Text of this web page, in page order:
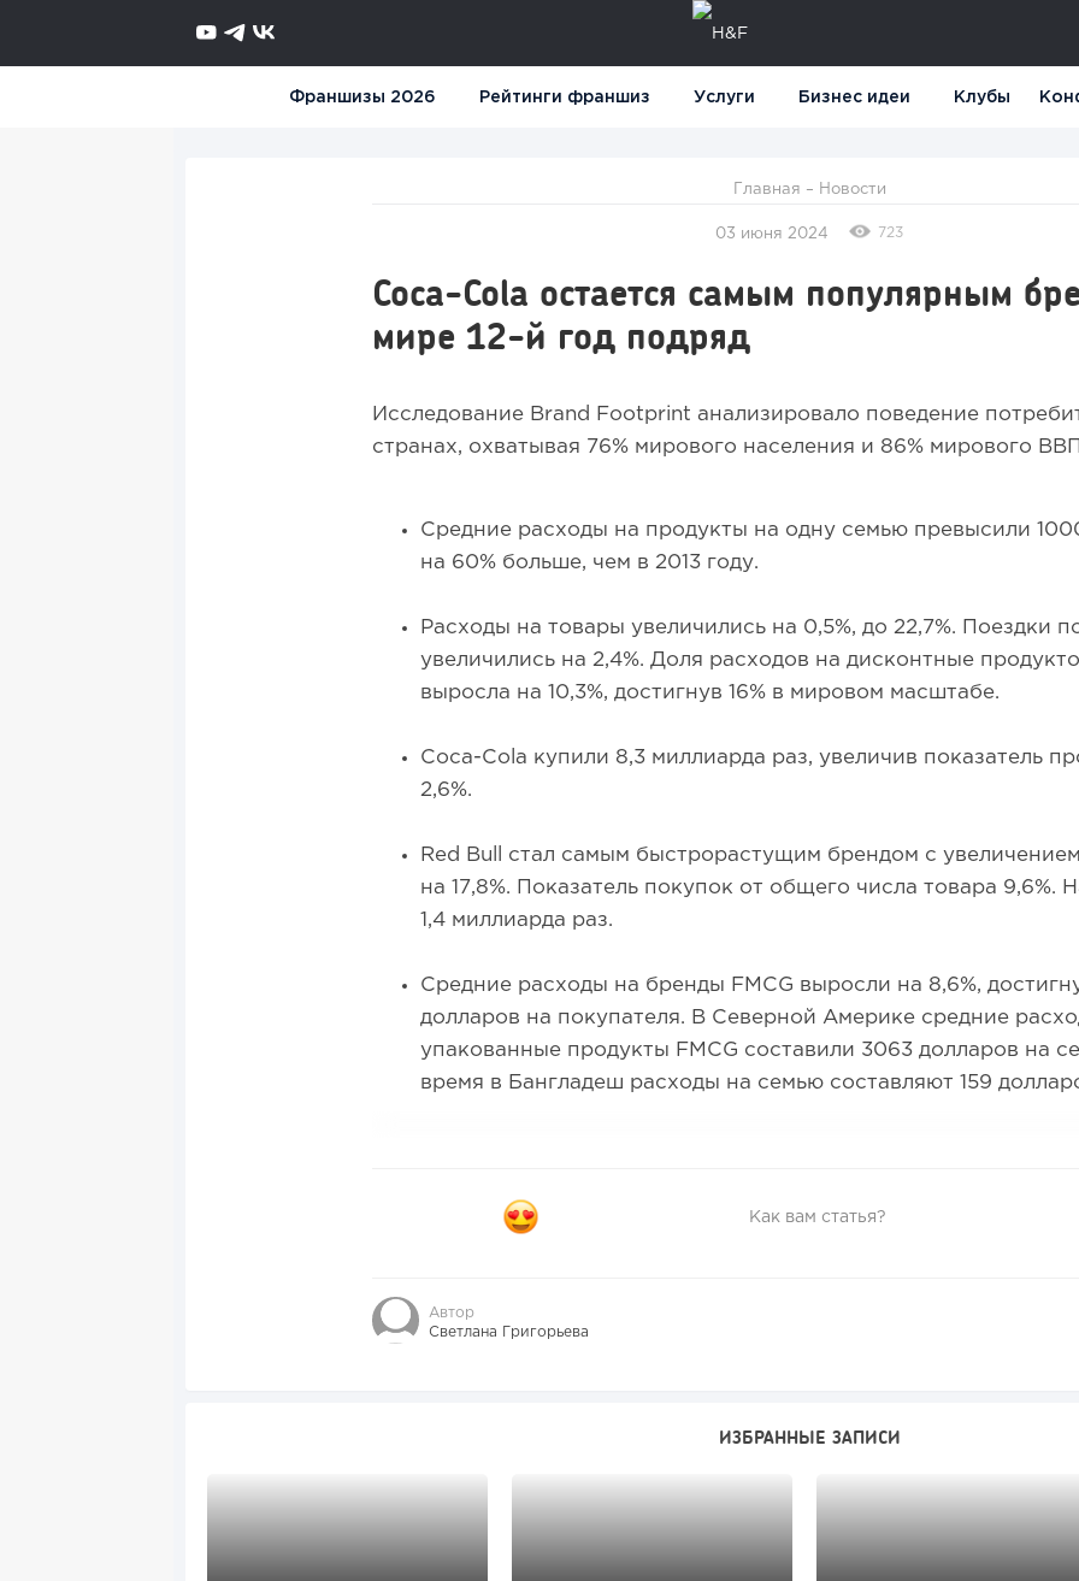
Франшизы 2026 Рейтинги франшиз Услуги Бизнес идеи Клубы
Главная – Новости
03 июня 2024 723
Coca-Cola остается самым популярным
мире 12-й год подряд
Исследование Brand Footprint анализировало поведение
странах, охватывая 76% мирового населения и 86% мирового
Средние расходы на продукты на одну семью превысили
на 60% больше, чем в 2013 году.
Расходы на товары увеличились на 0,5%, до 22,7%. Поездки
увеличились на 2,4%. Доля расходов на дисконтные
выросла на 10,3%, достигнув 16% в мировом масштабе.
Coca-Cola купили 8,3 миллиарда раз, увеличив показатель
2,6%.
Red Bull стал самым быстрорастущим брендом с
на 17,8%. Показатель покупок от общего числа товара 9,6%.
1,4 миллиарда раз.
Средние расходы на бренды FMCG выросли на 8,6%,
долларов на покупателя. В Северной Америке средние
упакованные продукты FMCG составили 3063 долларов на
время в Бангладеш расходы на семью составляют 159
Как вам статья?
Автор
Светлана Григорьева
ИЗБРАННЫЕ ЗАПИСИ